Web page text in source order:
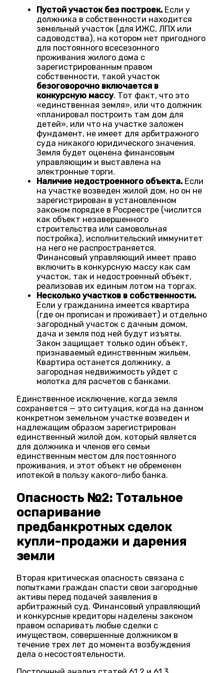
Пустой участок без построек. Если у
должника в собственности находится
земельный участок (для ИЖС, ЛПХ или
садоводства), на котором нет пригодного
для постоянного всесезонного
проживания жилого дома с
зарегистрированным правом
собственности, такой участок
безоговорочно включается в
конкурсную массу. Тот факт, что это
«единственная земля», или что должник
«планировал построить там дом для
детей», или что на участке заложен
фундамент, не имеет для арбитражного
суда никакого юридического значения.
Земля будет оценена финансовым
управляющим и выставлена на
электронные торги.
Наличие недостроенного объекта. Если
на участке возведен жилой дом, но он не
зарегистрирован в установленном
законом порядке в Росреестре (числится
как объект незавершенного
строительства или самовольная
постройка), исполнительский иммунитет
на него не распространяется.
Финансовый управляющий имеет право
включить в конкурсную массу как сам
участок, так и недостроенный объект,
реализовав их единым лотом на торгах.
Несколько участков в собственности.
Если у гражданина имеется квартира
(где он прописан и проживает) и отдельно
загородный участок с дачным домом,
дача и земля под ней будут изъяты.
Закон защищает только один объект,
признаваемый единственным жильем.
Квартира останется должнику, а
загородная недвижимость уйдет с
молотка для расчетов с банками.
Единственное исключение, когда земля
сохраняется — это ситуация, когда на данном
конкретном земельном участке возведен и
надлежащим образом зарегистрирован
единственный жилой дом, который является
для должника и членов его семьи
единственным местом для постоянного
проживания, и этот объект не обременен
ипотекой в пользу какого-либо банка.
Опасность №2: Тотальное
оспаривание
предбанкротных сделок
купли-продажи и дарения
земли
Вторая критическая опасность связана с
попытками граждан спасти свои загородные
активы перед подачей заявления в
арбитражный суд. Финансовый управляющий
и конкурсные кредиторы наделены законом
правом оспаривать любые сделки с
имуществом, совершенные должником в
течение трех лет до момента возбуждения
дела о несостоятельности.